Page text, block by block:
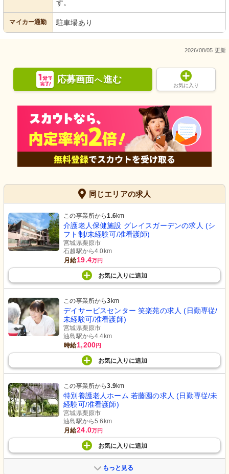
す。
マイカー通勤 駐車場あり
2026/08/05 更新
応募画面へ進む
お気に入り
同じエリアの求人
この事業所から1.6km
介護老人保健施設 グレイスガーデンの求人 (シ
フト制/未経験可/准看護師)
宮城県栗原市
石越駅から4.0km
月給19.4万円
お気に入り に追加
この事業所から3 km
デイサービスセンター 笑楽苑の求人 (日勤専従/
未経験可/准看護師)
宮城県栗原市
油島駅から4.4km
時給1,200円
お気に入り に追加
この事業所から3.9km
特別養護老人ホーム 若藤園の求人 (日勤専従/未
経験可/准看護師)
宮城県栗原市
油島駅から5.6km
月給24.0万円
お気に入り に追加
もっと見る